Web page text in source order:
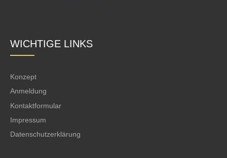
WICHTIGE LINKS
Konzept
Anmeldung
Kontaktformular
Impressum
Datenschutzerklärung